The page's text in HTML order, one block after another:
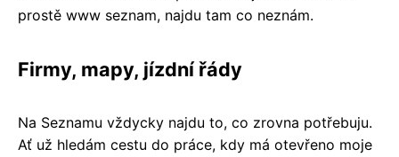
prostě www seznam, najdu tam co neznám.
Firmy, mapy, jízdní řády
Na Seznamu vždycky najdu to, co zrovna potřebuju.
Ať už hledám cestu do práce, kdy má otevřeno moje